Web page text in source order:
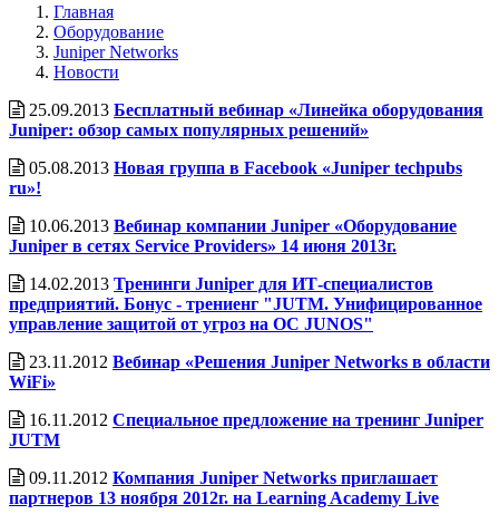
Главная
Оборудование
Juniper Networks
Новости
25.09.2013 Бесплатный вебинар «Линейка оборудования
Juniper: обзор самых популярных решений»
05.08.2013 Новая группа в Facebook «Juniper techpubs
ru»!
10.06.2013 Вебинар компании Juniper «Оборудование
Juniper в сетях Service Providers» 14 июня 2013г.
14.02.2013 Тренинги Juniper для ИТ-специалистов
предприятий. Бонус - трениенг "JUTM. Унифицированное
управление защитой от угроз на ОС JUNOS"
23.11.2012 Вебинар «Решения Juniper Networks в области
WiFi»
16.11.2012 Специальное предложение на тренинг Juniper
JUTM
09.11.2012 Компания Juniper Networks приглашает
партнеров 13 ноября 2012г. на Learning Academy Live